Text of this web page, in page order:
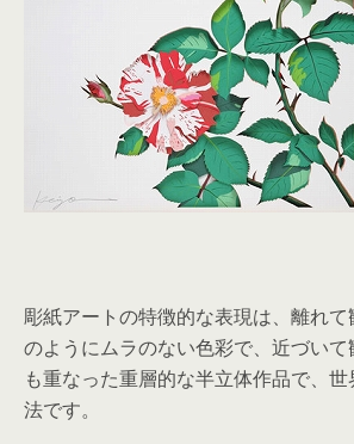
彫紙アートの特徴的な表現は、離れ
のようにムラのない色彩で、近づい
も重なった重層的な半立体作品で、
法です。